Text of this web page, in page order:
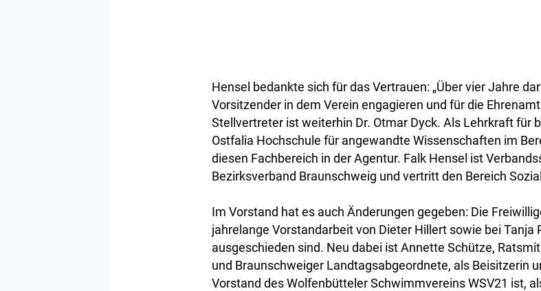
Hensel bedankte sich für das Vertrauen: „Über vier Jahre
Vorsitzender in dem Verein engagieren und für die
Stellvertreter ist weiterhin Dr. Otmar Dyck. Als Lehrkraft für
Ostfalia Hochschule für angewandte Wissenschaften im
diesen Fachbereich in der Agentur. Falk Hensel ist
Bezirksverband Braunschweig und vertritt den Bereich
Im Vorstand hat es auch Änderungen gegeben: Die
jahrelange Vorstandarbeit von Dieter Hillert sowie bei Tanja
ausgeschieden sind. Neu dabei ist Annette Schütze,
und Braunschweiger Landtagsabgeordnete, als Beisitzerin
Vorstand des Wolfenbütteler Schwimmvereins WSV21 ist,